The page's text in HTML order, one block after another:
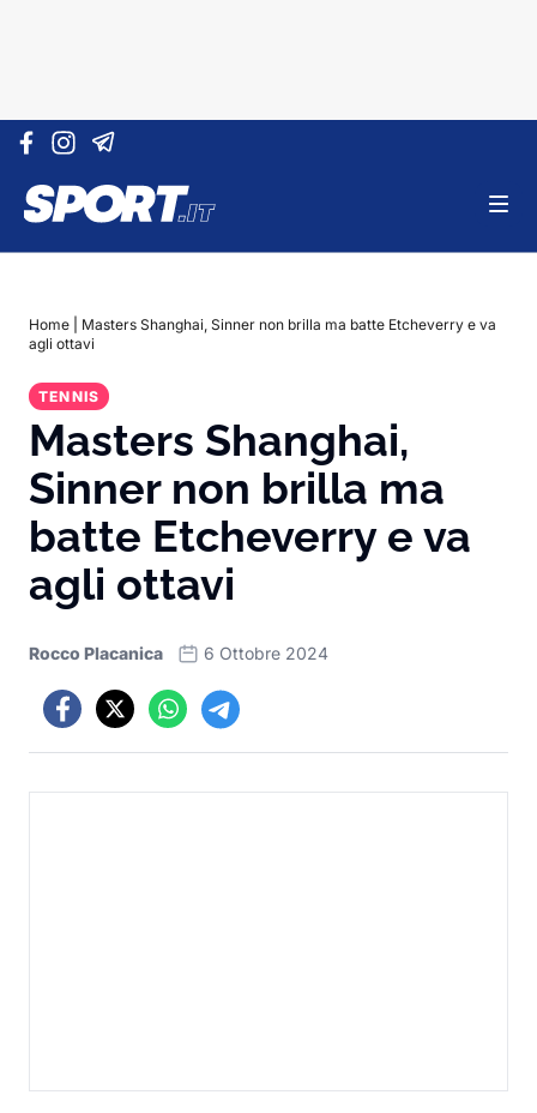
Vai al contenuto
Home
Masters Shanghai, Sinner non brilla ma batte Etcheverry e va
agli ottavi
TENNIS
Masters Shanghai,
Sinner non brilla ma
batte Etcheverry e va
agli ottavi
Rocco Placanica 6 Ottobre 2024